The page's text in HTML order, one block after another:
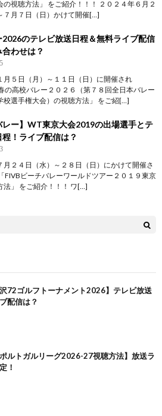
の視聴方法」 をご紹介！！！ ２０２４年６月２
７月７日（日）かけて開催[…]
2026のテレビ放送日程＆無料ライブ配信
わせは？
月５日（月）～１１日（日）に開催され
の高校バレー２０２６（第７８回全日本バレー
校選手権大会）の視聴方法」 をご紹[…]
レー】WT東京大会2019の出場選手とテ
程！ライブ配信は？
月２４日（水）～２８日（日）にかけて開催さ
FIVBビーチバレーワールドツアー２０１９東京
法」 をご紹介！！！ ワ[…]
沢72ゴルフトーナメント2026】テレビ放送
配信は？
ポルトガルリーグ2026-27視聴方法】放送ラ
！